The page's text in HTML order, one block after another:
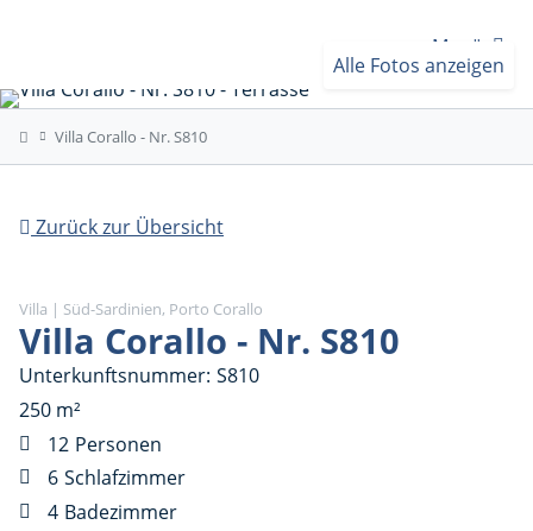
Menü
Alle Fotos anzeigen
Villa Corallo - Nr. S810
Zurück zur Übersicht
Villa | Süd-Sardinien, Porto Corallo
Villa Corallo - Nr. S810
Unterkunftsnummer S810
250 m²
Personen
12
Schlafzimmer
6
Badezimmer
4